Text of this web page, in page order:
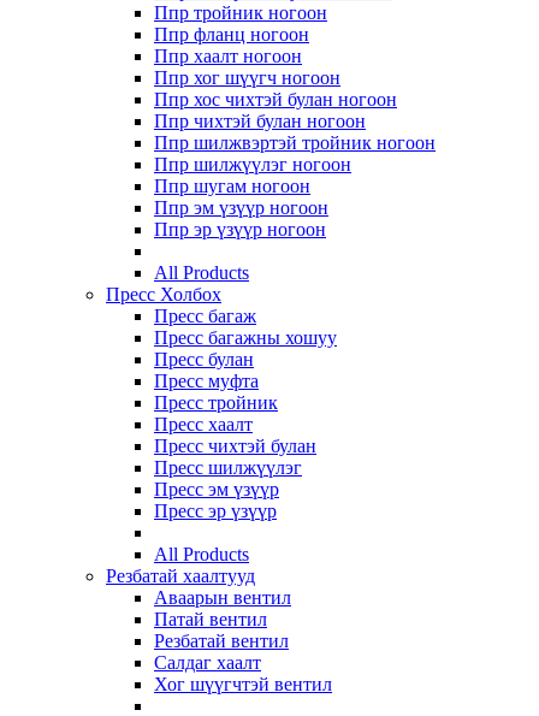
Ппр тройник ногоон
Ппр фланц ногоон
Ппр хаалт ногоон
Ппр хог шүүгч ногоон
Ппр хос чихтэй булан ногоон
Ппр чихтэй булан ногоон
Ппр шилжвэртэй тройник ногоон
Ппр шилжүүлэг ногоон
Ппр шугам ногоон
Ппр эм үзүүр ногоон
Ппр эр үзүүр ногоон
All Products
Пресс Холбох
Пресс багаж
Пресс багажны хошуу
Пресс булан
Пресс муфта
Пресс тройник
Пресс хаалт
Пресс чихтэй булан
Пресс шилжүүлэг
Пресс эм үзүүр
Пресс эр үзүүр
All Products
Резбатай хаалтууд
Аваарын вентил
Патай вентил
Резбатай вентил
Салдаг хаалт
Хог шүүгчтэй вентил